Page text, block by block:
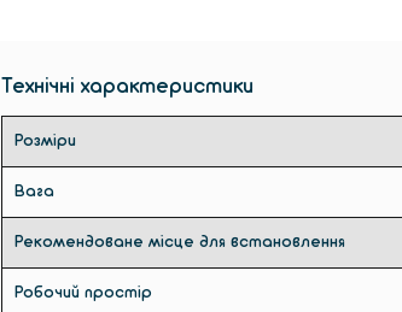
Технічні характеристики
Розміри
Вага
Рекомендоване місце для встановлення
Робочий простір